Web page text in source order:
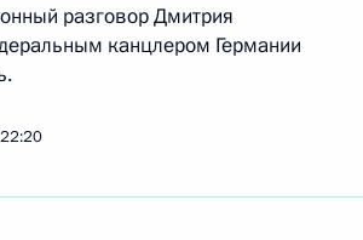
разговор Дмитрия
канцлером Германии
22:20